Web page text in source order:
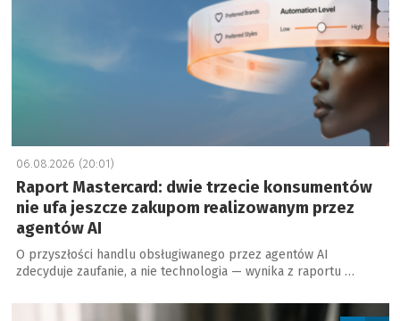
06.08.2026 (20:01)
Raport Mastercard: dwie trzecie konsumentów
nie ufa jeszcze zakupom realizowanym przez
agentów AI
O przyszłości handlu obsługiwanego przez agentów AI
zdecyduje zaufanie, a nie technologia — wynika z raportu …
a